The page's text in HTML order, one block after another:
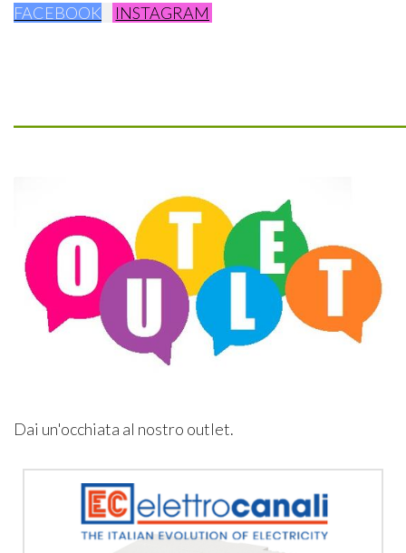
FACEBOOK INSTAGRAM
Dai un'occhiata al nostro outlet.